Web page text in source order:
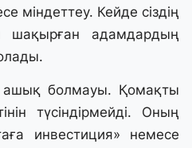
міндеттеу. Кейде сіздің
адамдардың
ашық болмауы. Қомақты
түсіндірмейді. Оның
инвестиция» немесе